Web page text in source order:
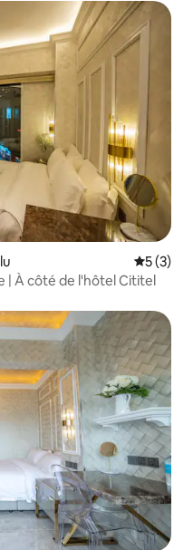
5 (3)
| À côté de l'hôtel Cititel